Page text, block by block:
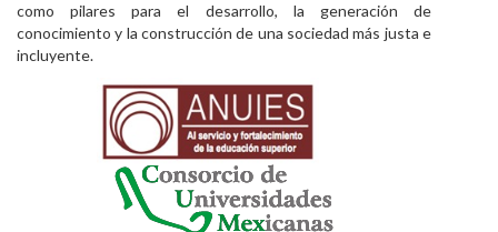
como pilares para el desarrollo, la generación de
conocimiento y la construcción de una sociedad más justa e
incluyente.